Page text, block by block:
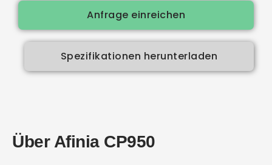
Anfrage einreichen
Spezifikationen herunterladen
Über Afinia CP950